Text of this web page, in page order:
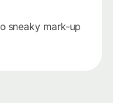
sneaky mark-up